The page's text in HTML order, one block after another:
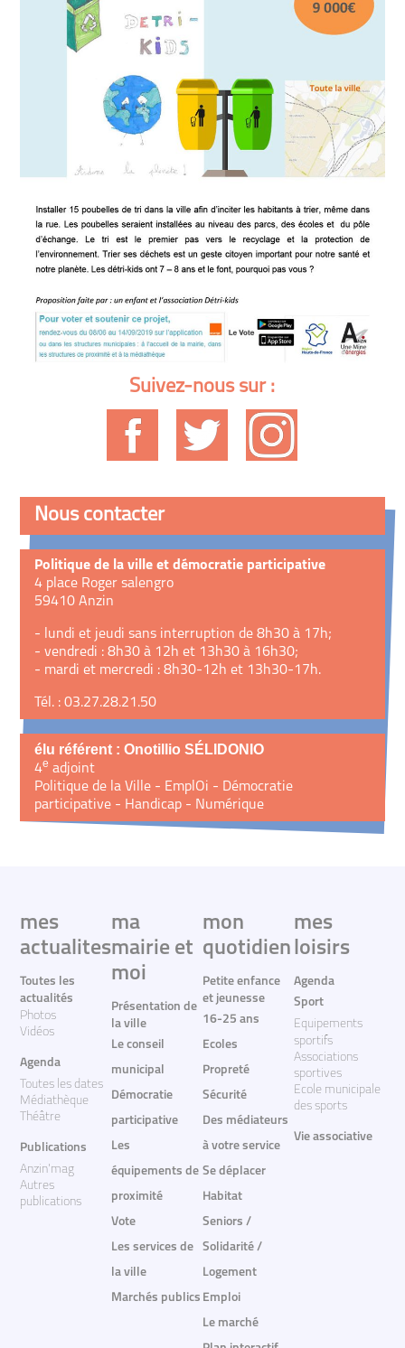
Suivez-nous sur :
Nous contacter
Politique de la ville et démocratie participative
4 place Roger salengro
59410 Anzin
- lundi et jeudi sans interruption de 8h30 à 17h;
- vendredi : 8h30 à 12h et 13h30 à 16h30;
- mardi et mercredi : 8h30-12h et 13h30-17h.
Tél. : 03.27.28.21.50
élu référent : Onotillio SÉLIDONIO
4e adjoint
Politique de la Ville - EmplOi - Démocratie
participative - Handicap - Numérique
mes
actualites
Toutes les
actualités
Photos
Vidéos
Agenda
Toutes les dates
Médiathèque
Théâtre
Publications
Anzin'mag
Autres
publications
ma
mairie et
moi
Présentation de
la ville
Le conseil
municipal
Démocratie
participative
Les
équipements de
proximité
Vote
Les services de
la ville
Marchés publics
mon
quotidien
Petite enfance
et jeunesse
16-25 ans
Ecoles
Propreté
Sécurité
Des médiateurs
à votre service
Se déplacer
Habitat
Seniors /
Solidarité /
Logement
Emploi
Le marché
mes
loisirs
Agenda
Sport
Equipements
sportifs
Associations
sportives
Ecole municipale
des sports
Vie associative